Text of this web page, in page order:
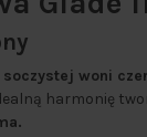
soczystej woni
harmonię